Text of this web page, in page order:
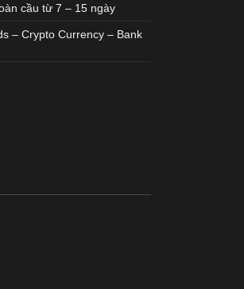
cầu từ 7 – 15 ngày
– Crypto Currency – Bank
Cao Su 44mm số lượng